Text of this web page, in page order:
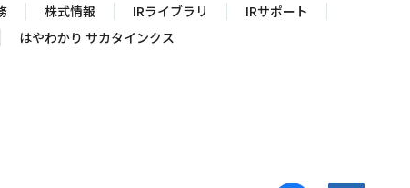
株式情報 IRライブラリ
IRサポート
はやわかり サカタインクス